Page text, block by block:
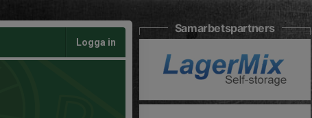
Logga in
Samarbetspartners